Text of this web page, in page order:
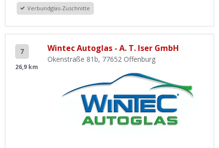
Verbundglas-Zuschnitte
7
26,9 km
Wintec Autoglas - A. T. Iser GmbH
Okenstraße 81b, 77652 Offenburg